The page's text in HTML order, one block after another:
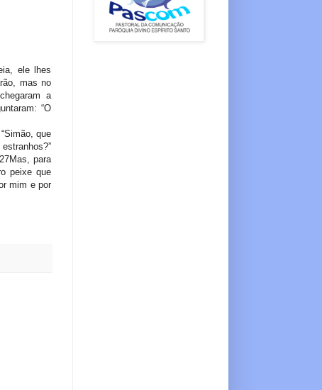
ele lhes
mas no
a
“O
que
para
peixe que
mim e por